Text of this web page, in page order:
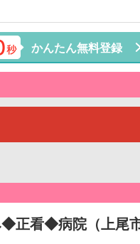
かんたん無料登録
正看◆病院（上尾